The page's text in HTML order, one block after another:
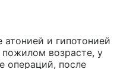
атонией и гипотонией
возрасте, у
операций, после